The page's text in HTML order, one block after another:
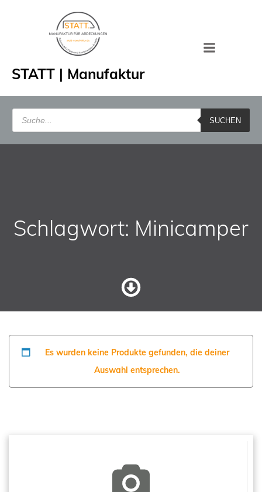
STATT | Manufaktur
Products
search SUCHEN
Schlagwort: Minicamper
Es wurden keine Produkte gefunden, die deiner
Auswahl entsprechen.